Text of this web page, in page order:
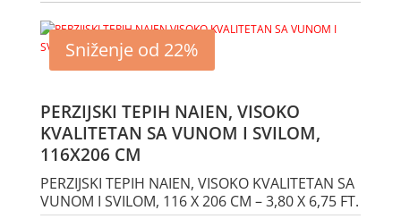
Sniženje od 22%
PERZIJSKI TEPIH NAIEN, VISOKO
KVALITETAN SA VUNOM I SVILOM,
116X206 CM
PERZIJSKI TEPIH NAIEN, VISOKO KVALITETAN SA
VUNOM I SVILOM, 116 X 206 CM – 3,80 X 6,75 FT.